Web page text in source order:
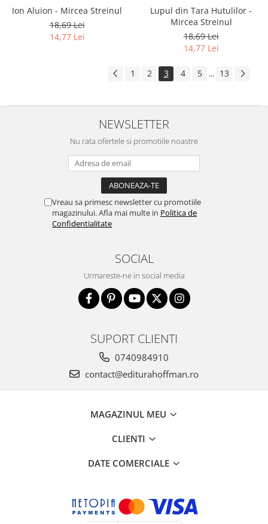
Ion Aluion - Mircea Streinul
18,69 Lei
14,77 Lei
Lupul din Tara Hutulilor -
Mircea Streinul
18,69 Lei
14,77 Lei
1 2 3 4 5 ... 13
NEWSLETTER
Nu rata ofertele si promotiile noastre
Vreau sa primesc newsletter cu promotiile
magazinului. Afla mai multe in Politica de
Confidentialitate
SOCIAL
Urmareste-ne in social media
SUPORT CLIENTI
0740984910
contact@editurahoffman.ro
MAGAZINUL MEU
CLIENTI
DATE COMERCIALE